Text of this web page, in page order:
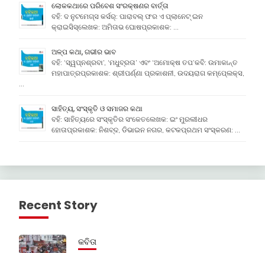
ଲୋକକଥାରେ ପରିବେଶ ସଂରକ୍ଷଣର ବାର୍ତ୍ତା
ବହି: ଦ ନୁଟମେଗ୍ସ କର୍ସର୍: ପାରାବଲ୍ ଫର ଏ ପ୍ଲାନେଟ୍ ଇନ
କ୍ରାଇସିସ୍ଲେଖକ: ଅମିତାଭ ଘୋଷପ୍ରକାଶକ: …
ଅଳ୍ପ କଥା, ଗଭୀର ଭାବ
ବହି: ‘ସ୍ୱପ୍ନଶ୍ରବା’, ‘ମଧୁବ୍ରତା’ ଏବଂ ‘ଅମୋକ୍ଷ ତପ’କବି: ଉମାକାନ୍ତ
ମହାପାତ୍ରପ୍ରକାଶକ: ଶ୍ରୀପର୍ଣ୍ଣା ପ୍ରକାଶନୀ, ଉଦୟରାଗ କମ୍ପେ୍ଲକ୍ସ,
…
ସାହିତ୍ୟ, ସଂସ୍କୃତି ଓ ସମାଜର କଥା
ବହି: ସାହିତ୍ୟରେ ସଂସ୍କୃତିର ସଂକେତଲେଖକ: ଇଂ ମୁରଲୀଧର
ହୋତାପ୍ରକାଶକ: ନିଶବ୍ଦ, ଡିଭାଇନ ନଗର, କଟକପ୍ରଥମ ସଂସ୍କରଣ: …
Recent Story
କବିତା